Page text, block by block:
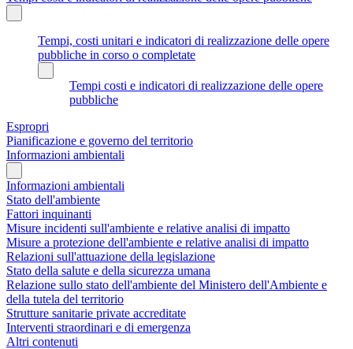
Tempi, costi unitari e indicatori di realizzazione delle opere
pubbliche in corso o completate
Tempi costi e indicatori di realizzazione delle opere
pubbliche
Espropri
Pianificazione e governo del territorio
Informazioni ambientali
Informazioni ambientali
Stato dell'ambiente
Fattori inquinanti
Misure incidenti sull'ambiente e relative analisi di impatto
Misure a protezione dell'ambiente e relative analisi di impatto
Relazioni sull'attuazione della legislazione
Stato della salute e della sicurezza umana
Relazione sullo stato dell'ambiente del Ministero dell'Ambiente e
della tutela del territorio
Strutture sanitarie private accreditate
Interventi straordinari e di emergenza
Altri contenuti